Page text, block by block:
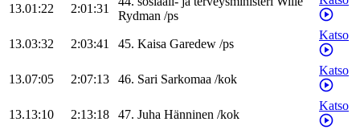
13.01:22 2:01:31
Rydman /ps
13.03:32 2:03:41 45. Kaisa Garedew /ps
Katso
13.07:05 2:07:13 46. Sari Sarkomaa /kok
Katso
13.13:10 2:13:18 47. Juha Hänninen /kok
Katso